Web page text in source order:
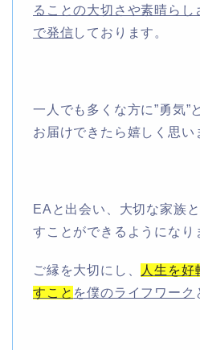
ることの大切さや素晴らし
で発信しております。
一人でも多くな方に”勇気”
お届けできたら嬉しく思い
EAと出会い、大切な家族
すことができるようになり
ご縁を大切にし、
人生を好
すこと を僕のライフワーク